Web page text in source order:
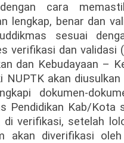
cara
lengkap, benar dan
sesuai
verifikasi dan validasi
dan Kebudayaan –
NUPTK akan
dokumen-
Pendidikan Kab/Kota
verifikasi, setelah
akan diverifikasi